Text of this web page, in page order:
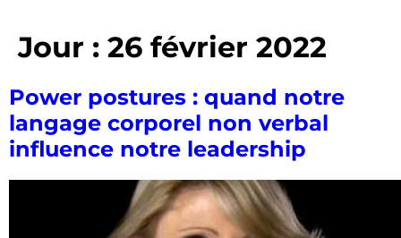
Jour : 26 février 2022
Power postures : quand notre
langage corporel non verbal
influence notre leadership